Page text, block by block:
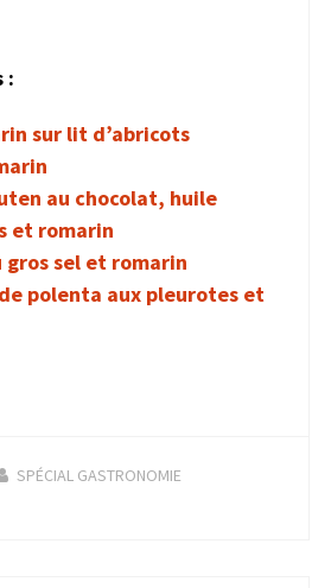
:
sur lit d’abricots
au chocolat, huile
et romarin
gros sel et romarin
polenta aux pleurotes et
SPÉCIAL GASTRONOMIE